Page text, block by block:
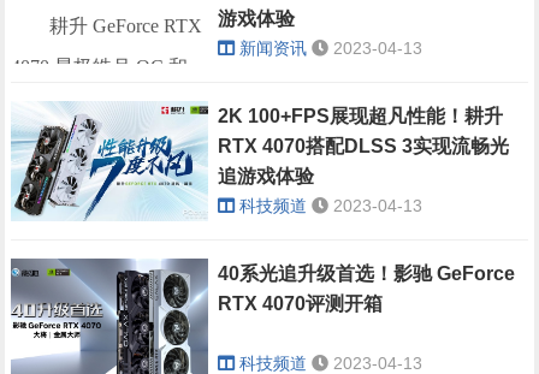
耕升 GeForce RTX
4070 星极皓月 OC 和
耕升 GeForce RTX 4070
星极幻姬 OC同样采用
Ada Lovelace 架构核
NVIDIA RTX技术，其
中在DLSS 3加持下，
能够给玩家提供强大的
游戏体验
新闻资讯 2023-04-13
2K 100+FPS展现超凡性能！耕升
RTX 4070搭配DLSS 3实现流畅光
追游戏体验
科技频道 2023-04-13
40系光追升级首选！影驰 GeForce
RTX 4070评测开箱
科技频道 2023-04-13